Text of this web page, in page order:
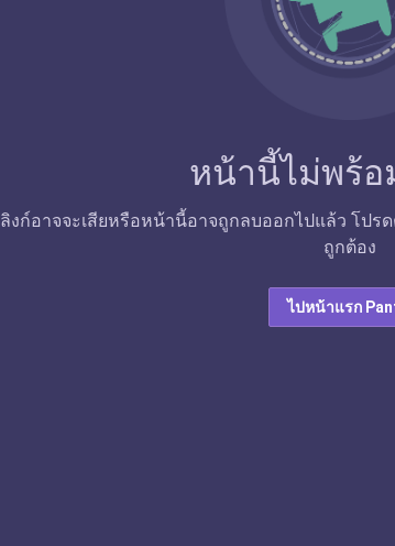
หน้านี้ไม่พร้อ
ลิงก์อาจจะเสียหรือหน้านี้อาจถูกลบออกไปแล้ว โปร
ถูกต้อง
ไปหน้าแรก